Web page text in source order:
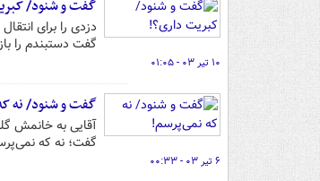
گفت و شنود/
دزدی را برای
گفت دستبندم را
۱۰ تیر ۰۳ - ۰۱:۰۵
گفت و شنود/ نه
آقایی به خانمش
گفت؛ نه که
۶ تیر ۰۳ - ۰۰:۳۳